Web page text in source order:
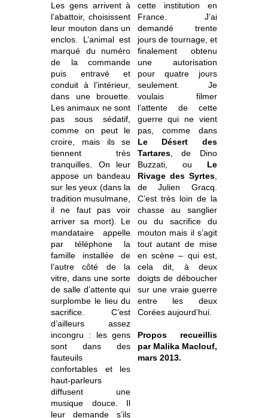
Les gens arrivent à
l’abattoir, choisissent
leur mouton dans un
enclos. L’animal est
marqué du numéro
de la commande
puis entravé et
conduit à l’intérieur,
dans une brouette.
Les animaux ne sont
pas sous sédatif,
comme on peut le
croire, mais ils se
tiennent très
tranquilles. On leur
appose un bandeau
sur les yeux (dans la
tradition musulmane,
il ne faut pas voir
arriver sa mort). Le
mandataire appelle
par téléphone la
famille installée de
l’autre côté de la
vitre, dans une sorte
de salle d’attente qui
surplombe le lieu du
sacrifice. C’est
d’ailleurs assez
incongru : les gens
sont dans des
fauteuils
confortables et les
haut-parleurs
diffusent une
musique douce. Il
leur demande s’ils
cette institution en
France. J’ai
demandé trente
jours de tournage, et
finalement obtenu
une autorisation
pour quatre jours
seulement. Je
voulais filmer
l’attente de cette
guerre qui ne vient
pas, comme dans
Le Désert des
Tartares, de Dino
Buzzati, ou Le
Rivage des Syrtes
de Julien Gracq.
C’est très loin de la
chasse au sanglier
ou du sacrifice du
mouton mais il s’agit
tout autant de mise
en scène – qui est,
cela dit, à deux
doigts de déboucher
sur une vraie guerre
entre les deux
Corées aujourd’hui.
Propos recueillis
par Malika Maclouf,
mars 2013.